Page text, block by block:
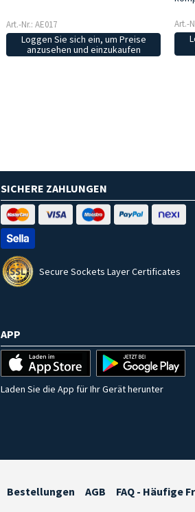
Art.-Nr.: AE017
Loggen Sie sich ein, um Preise
anzusehen und einzukaufen
Art.-
SICHERE ZAHLUNGEN
Secure Sockets Layer Certificates
APP
Laden Sie die App für Ihr Gerät herunter
Bestellungen AGB FAQ - Häufige